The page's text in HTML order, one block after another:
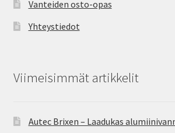
Vanteiden osto-opas
Yhteystiedot
Viimeisimmät artikkelit
Autec Brixen – Laadukas